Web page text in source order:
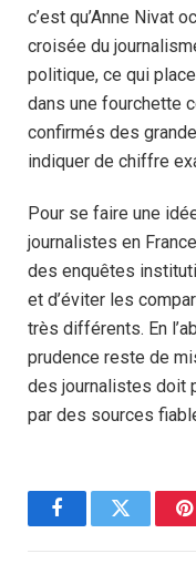
c’est qu’Anne Nivat
croisée du
politique, ce qui
dans une fourchette
confirmés des
indiquer de chiffre
Pour se faire une
journalistes en
des enquêtes
et d’éviter les
très différents. En
prudence reste de
des journalistes doit
par des sources
FacebookTwitter